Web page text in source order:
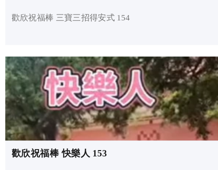
歡欣祝福棒 三寶三招得安式 154
歡欣祝福棒 快樂人 153